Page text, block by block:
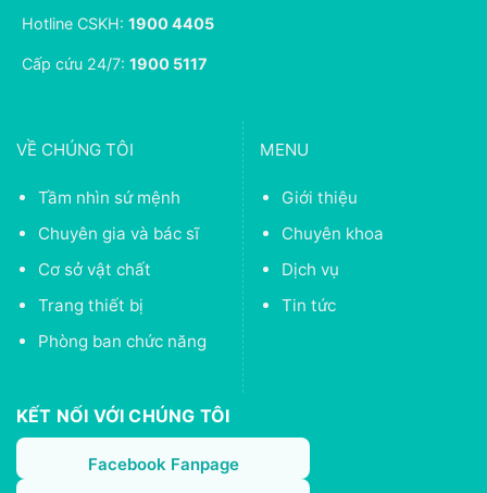
Hotline CSKH: 1900 4405
Cấp cứu 24/7: 1900 5117
VỀ CHÚNG TÔI
Tầm nhìn sứ mệnh
Chuyên gia và bác sĩ
Cơ sở vật chất
Trang thiết bị
Phòng ban chức năng
MENU
Giới thiệu
Chuyên khoa
Dịch vụ
Tin tức
KẾT NỐI VỚI CHÚNG TÔI
Facebook Fanpage